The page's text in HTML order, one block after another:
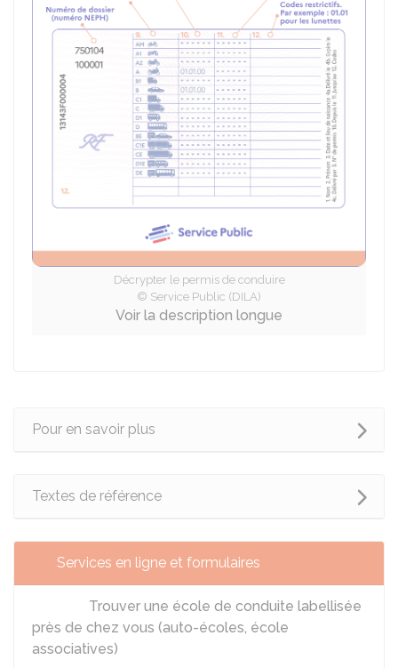
Décrypter le permis de conduire
© Service Public (DILA)
Voir la description longue
Pour en savoir plus
Textes de référence
Services en ligne et formulaires
Trouver une école de conduite labellisée
près de chez vous (auto-écoles, école
associatives)